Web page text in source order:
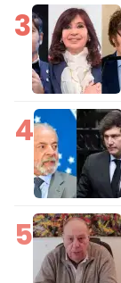
3
4
5